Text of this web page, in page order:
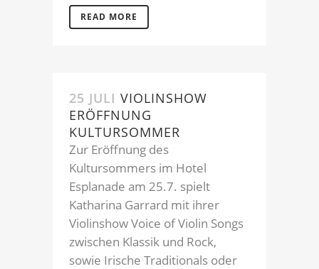
READ MORE
25 JULI VIOLINSHOW
ERÖFFNUNG
KULTURSOMMER
Zur Eröffnung des
Kultursommers im Hotel
Esplanade am 25.7. spielt
Katharina Garrard mit ihrer
Violinshow Voice of Violin Songs
zwischen Klassik und Rock,
sowie Irische Traditionals oder